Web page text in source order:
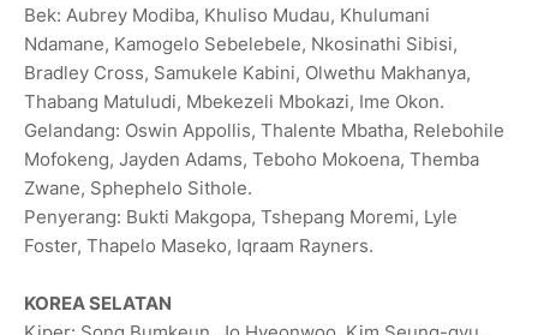
Bek: Aubrey Modiba, Khuliso Mudau, Khulumani
Ndamane, Kamogelo Sebelebele, Nkosinathi Sibisi,
Bradley Cross, Samukele Kabini, Olwethu Makhanya,
Thabang Matuludi, Mbekezeli Mbokazi, Ime Okon.
Gelandang: Oswin Appollis, Thalente Mbatha, Relebohile
Mofokeng, Jayden Adams, Teboho Mokoena, Themba
Zwane, Sphephelo Sithole.
Penyerang: Bukti Makgopa, Tshepang Moremi, Lyle
Foster, Thapelo Maseko, Iqraam Rayners.
KOREA SELATAN